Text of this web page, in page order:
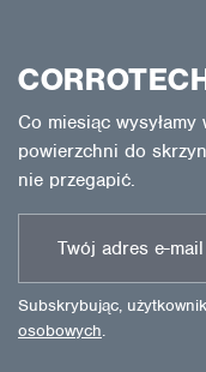
Co miesiąc
powierzchni do
nie przegapić.
Subskrybując,
osobowych.